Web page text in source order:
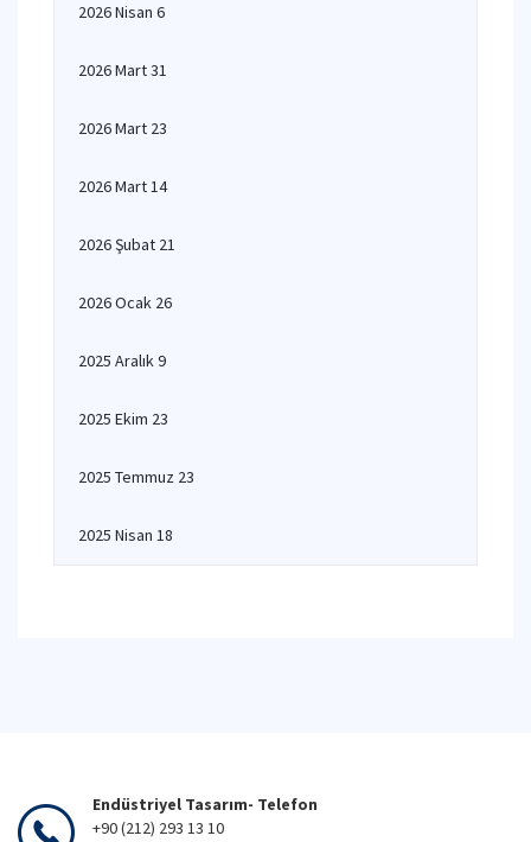
2026 Nisan 6
2026 Mart 31
2026 Mart 23
2026 Mart 14
2026 Şubat 21
2026 Ocak 26
2025 Aralık 9
2025 Ekim 23
2025 Temmuz 23
2025 Nisan 18
Endüstriyel Tasarım- Telefon
+90 (212) 293 13 10